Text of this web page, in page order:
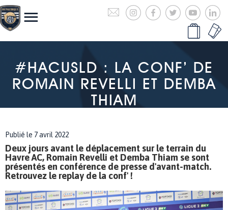
#HACUSLD : LA CONF’ DE
ROMAIN REVELLI ET DEMBA
THIAM
Publié le 7 avril 2022
Deux jours avant le déplacement sur le terrain du
Havre AC, Romain Revelli et Demba Thiam se sont
présentés en conférence de presse d'avant-match.
Retrouvez le replay de la conf' !